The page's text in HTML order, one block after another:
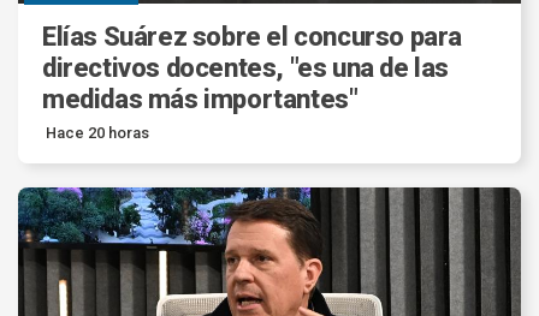
Elías Suárez sobre el concurso para
directivos docentes, "es una de las
medidas más importantes"
Hace 20 horas